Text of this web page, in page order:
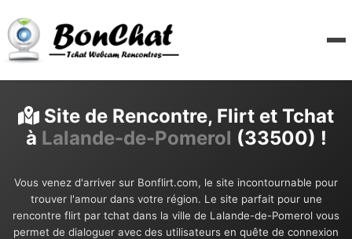
Site de Rencontre, Flirt et Tchat
à Lalande-de-Pomerol (33500) !
Vous venez d'arriver sur Bonflirt.com, le site incontournable pour
trouver l'amour dans votre région. Le site parfait pour une
rencontre flirt par tchat dans la ville de Lalande-de-Pomerol vous
permet de dialoguer avec des utilisateurs en quête de connexion